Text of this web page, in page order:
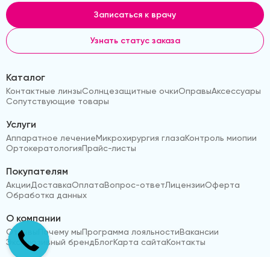
Записаться к врачу
Узнать статус заказа
Каталог
Контактные линзыСолнцезащитные очкиОправыАксессуары
Сопутствующие товары
Услуги
Аппаратное лечениеМикрохирургия глазаКонтроль миопии
ОртокератологияПрайс-листы
Покупателям
АкцииДоставкаОплатаВопрос-ответЛицензииОферта
Обработка данных
О компании
Отзывы Почему мыПрограмма лояльностиВакансии
Эксклюзивный брендБлогКарта сайтаКонтакты